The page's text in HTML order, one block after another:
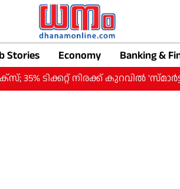
Stories Economy Banking &
നിരക്ക് കുറവില്‍ 'സ്മാര്‍ട്ട്